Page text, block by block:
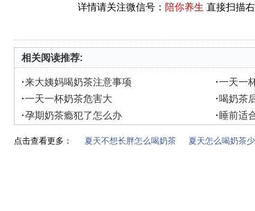
详情请关注微信号： 陪你养生 直接扫描
相关阅读推荐:
·来大姨妈喝奶茶注意事项 ·一天一
·一天一杯奶茶危害大 ·喝奶茶
·孕期奶茶瘾犯了怎么办 ·睡前适
点击查看更多： 夏天不想长胖怎么喝奶茶 夏天怎么喝奶茶